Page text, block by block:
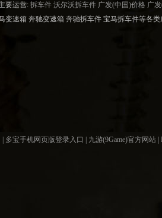
要运营: 拆车件 沃尔沃拆车件 广发(中国)价格 广
变速箱 奔驰变速箱 奔驰拆车件 宝马拆车件等各
多宝手机网页版登录入口 九游(9Game)官方网站